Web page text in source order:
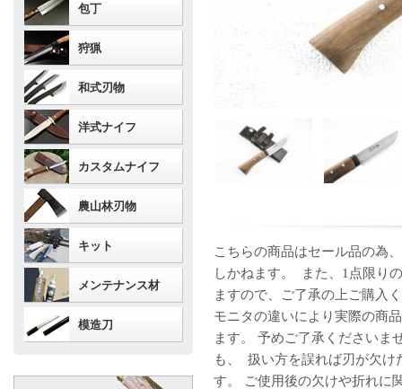
こちらの商品はセール品の為
しかねます。 また、1点限り
ますので、ご了承の上ご購入
モニタの違いにより実際の商
ます。 予めご了承くださいま
も、 扱い方を誤れば刃が欠け
す。 ご使用後の欠けや折れに
包丁
狩猟
和式刃物
洋式ナイフ
カスタムナイフ
農山林刃物
キット
メンテナンス材
模造刀